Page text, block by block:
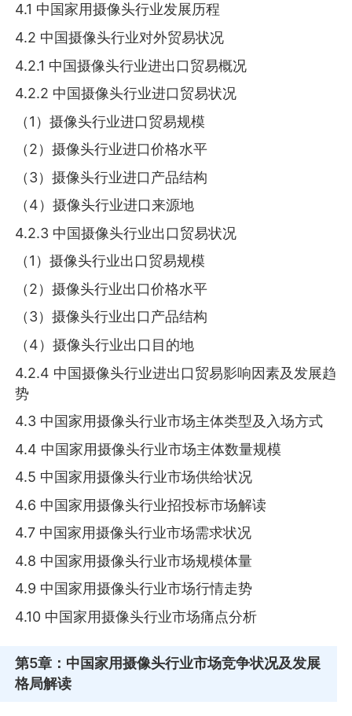
4.1 中国家用摄像头行业发展历程
4.2 中国摄像头行业对外贸易状况
4.2.1 中国摄像头行业进出口贸易概况
4.2.2 中国摄像头行业进口贸易状况
（1）摄像头行业进口贸易规模
（2）摄像头行业进口价格水平
（3）摄像头行业进口产品结构
（4）摄像头行业进口来源地
4.2.3 中国摄像头行业出口贸易状况
（1）摄像头行业出口贸易规模
（2）摄像头行业出口价格水平
（3）摄像头行业出口产品结构
（4）摄像头行业出口目的地
4.2.4 中国摄像头行业进出口贸易影响因素及发展趋
势
4.3 中国家用摄像头行业市场主体类型及入场方式
4.4 中国家用摄像头行业市场主体数量规模
4.5 中国家用摄像头行业市场供给状况
4.6 中国家用摄像头行业招投标市场解读
4.7 中国家用摄像头行业市场需求状况
4.8 中国家用摄像头行业市场规模体量
4.9 中国家用摄像头行业市场行情走势
4.10 中国家用摄像头行业市场痛点分析
第5章 ：中国家用摄像头行业市场竞争状况及发展
格局解读